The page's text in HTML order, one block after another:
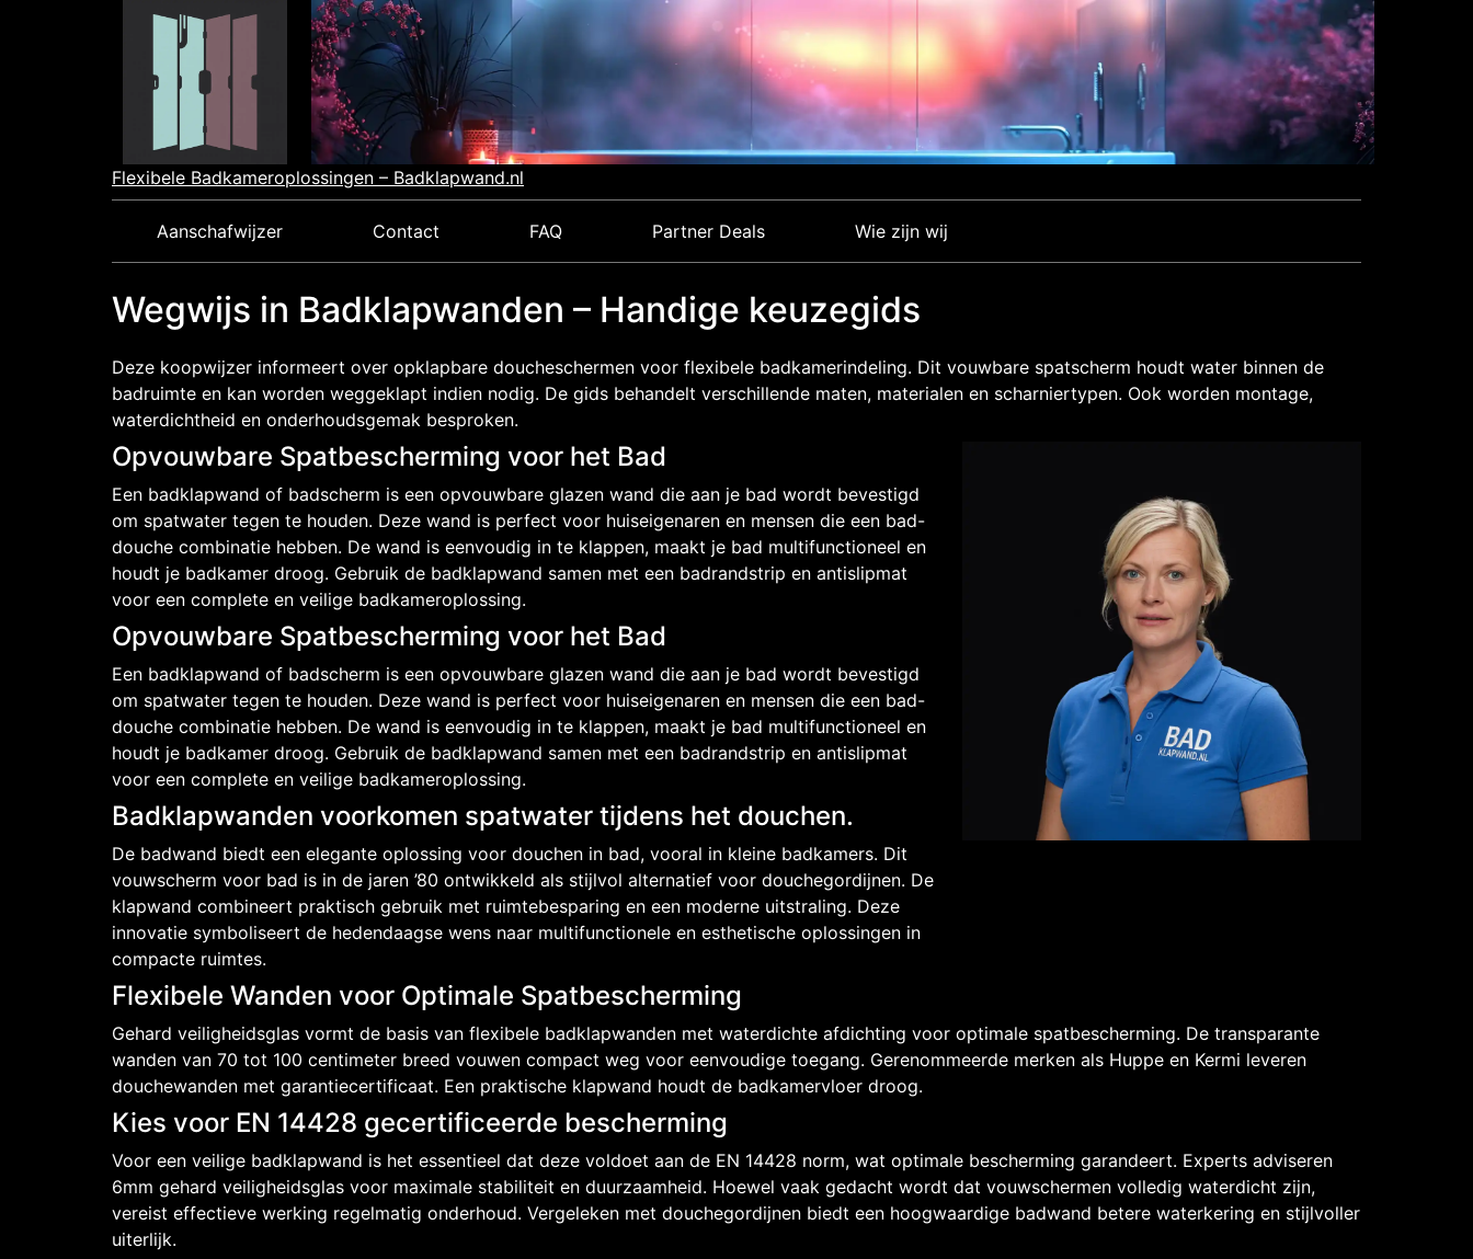
Flexibele Badkameroplossingen – Badklapwand.nl
Aanschafwijzer Contact FAQ Partner Deals Wie zijn wij
Wegwijs in Badklapwanden – Handige keuzegids
Deze koopwijzer informeert over opklapbare doucheschermen voor flexibele badkamerindeling. Dit vouwbare spatscherm houdt water binnen de
badruimte en kan worden weggeklapt indien nodig. De gids behandelt verschillende maten, materialen en scharniertypen. Ook worden montage,
waterdichtheid en onderhoudsgemak besproken.
Opvouwbare Spatbescherming voor het Bad
Een badklapwand of badscherm is een opvouwbare glazen wand die aan je bad wordt bevestigd
om spatwater tegen te houden. Deze wand is perfect voor huiseigenaren en mensen die een bad-
douche combinatie hebben. De wand is eenvoudig in te klappen, maakt je bad multifunctioneel en
houdt je badkamer droog. Gebruik de badklapwand samen met een badrandstrip en antislipmat
voor een complete en veilige badkameroplossing.
Opvouwbare Spatbescherming voor het Bad
Een badklapwand of badscherm is een opvouwbare glazen wand die aan je bad wordt bevestigd
om spatwater tegen te houden. Deze wand is perfect voor huiseigenaren en mensen die een bad-
douche combinatie hebben. De wand is eenvoudig in te klappen, maakt je bad multifunctioneel en
houdt je badkamer droog. Gebruik de badklapwand samen met een badrandstrip en antislipmat
voor een complete en veilige badkameroplossing.
Badklapwanden voorkomen spatwater tijdens het douchen.
De badwand biedt een elegante oplossing voor douchen in bad, vooral in kleine badkamers. Dit
vouwscherm voor bad is in de jaren ’80 ontwikkeld als stijlvol alternatief voor douchegordijnen. De
klapwand combineert praktisch gebruik met ruimtebesparing en een moderne uitstraling. Deze
innovatie symboliseert de hedendaagse wens naar multifunctionele en esthetische oplossingen in
compacte ruimtes.
Flexibele Wanden voor Optimale Spatbescherming
Gehard veiligheidsglas vormt de basis van flexibele badklapwanden met waterdichte afdichting voor optimale spatbescherming. De transparante
wanden van 70 tot 100 centimeter breed vouwen compact weg voor eenvoudige toegang. Gerenommeerde merken als Huppe en Kermi leveren
douchewanden met garantiecertificaat. Een praktische klapwand houdt de badkamervloer droog.
Kies voor EN 14428 gecertificeerde bescherming
Voor een veilige badklapwand is het essentieel dat deze voldoet aan de EN 14428 norm, wat optimale bescherming garandeert. Experts adviseren
6mm gehard veiligheidsglas voor maximale stabiliteit en duurzaamheid. Hoewel vaak gedacht wordt dat vouwschermen volledig waterdicht zijn,
vereist effectieve werking regelmatig onderhoud. Vergeleken met douchegordijnen biedt een hoogwaardige badwand betere waterkering en stijlvoller
uiterlijk.